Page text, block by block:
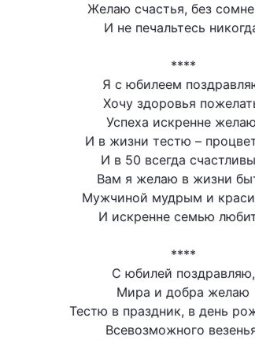
Желаю счастья, без
И не печальтесь
****
Я с юбилеем
Хочу здоровья
Успеха искренне
И в жизни тестю –
И в 50 всегда
Вам я желаю в жизни
Мужчиной мудрым и
И искренне семью
****
С юбилей поздравляю,
Мира и добра желаю
Тестю в праздник, в день
Всевозможного